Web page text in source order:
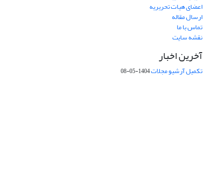
اعضای هیات تحریریه
ارسال مقاله
تماس با ما
نقشه سایت
آخرین اخبار
تکمیل آرشیو مجلات1404-05-08